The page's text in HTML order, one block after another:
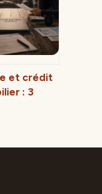
structurel
et crédit
: 3